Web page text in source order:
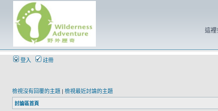
這裡
登入 註冊
檢視沒有回覆的主題 | 檢視最近討論的主題
討論區首頁